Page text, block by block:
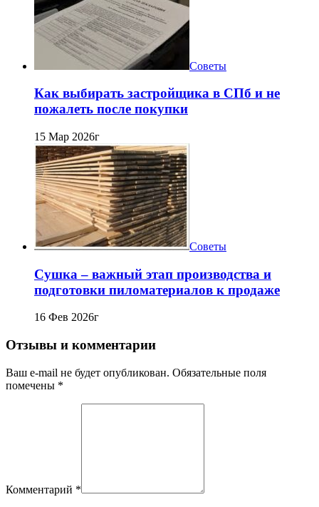
Советы
Как выбирать застройщика в СПб и не
пожалеть после покупки
15 Мар 2026г
Советы
Сушка – важный этап производства и
подготовки пиломатериалов к продаже
16 Фев 2026г
Отзывы и комментарии
Ваш e-mail не будет опубликован. Обязательные поля
помечены *
Комментарий *